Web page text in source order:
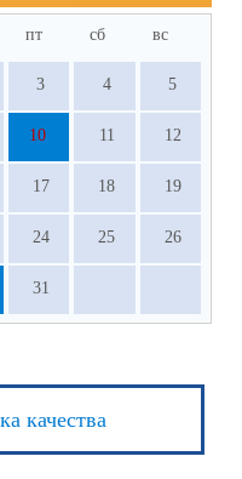
пт сб вс
3 4 5
10 11 12
17 18 19
24 25 26
31
качества